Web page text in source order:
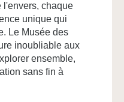
l'envers, chaque
unique qui
Le Musée des
inoubliable aux
ensemble,
sans fin à